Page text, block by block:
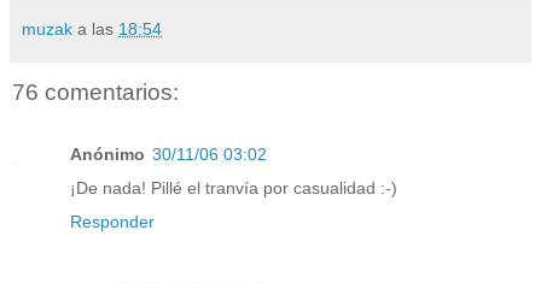
muzak a las 18:54
76 comentarios:
Anónimo 30/11/06 03:02
¡De nada! Pillé el tranvía por casualidad :-)
Responder